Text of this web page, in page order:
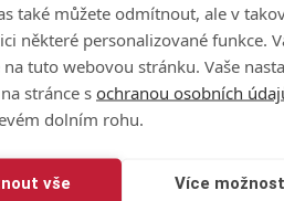
také můžete odmítnout, ale v
některé personalizované funkce.
tuto webovou stránku. Vaše
stránce s ochranou osobních
dolním rohu.
vše Více
sestru a bratra, kteří jsou doma.
Ferguson.
okolností také v Německu
se zdravotními problémy. A
a jsem nesmírně